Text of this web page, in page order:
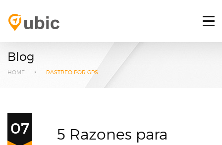
RETOS
PLATAFORMA GPS
CONTACTO
Blog
HOME RASTREO POR GPS
07
5 Razones para